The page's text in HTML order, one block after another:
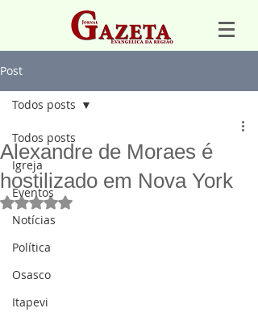
Post
Todos posts
Igreja
Eventos
Notícias
Política
Osasco
Itapevi
Todos posts
Alexandre de Moraes é
hostilizado em Nova York
Avaliado com NaN de 5 estrelas.